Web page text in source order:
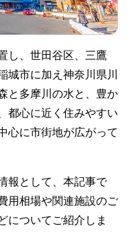
し、世田谷区、三鷹
城市に加え神奈川県川
と多摩川の水と、豊か
都心に近く住みやすい
心に市街地が広がって
報として、本記事で
用相場や関連施設のご
についてご紹介しま